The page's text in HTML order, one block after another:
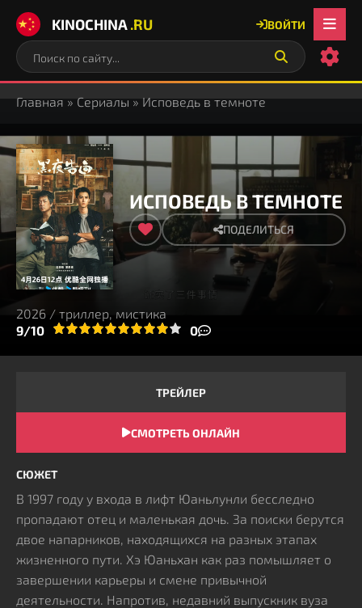
KINOCHINA.RU ВОЙТИ
Главная»Сериалы» Исповедь в темноте
ИСПОВЕДЬ В ТЕМНОТЕ
ПОДЕЛИТЬСЯ
2026 / триллер, мистика
9/10
4 5 6 7 8 9 10 0
ТРЕЙЛЕР
СМОТРЕТЬ ОНЛАЙН
СЮЖЕТ
В 1997 году у входа в лифт Юаньлунли бесследно
пропадают отец и маленькая дочь. За поиски берутся
двое напарников, находящихся на разных этапах
жизненного пути. Хэ Юаньхан как раз помышляет о
завершении карьеры и смене привычной
деятельности. Напротив, недавний выпускник вуза